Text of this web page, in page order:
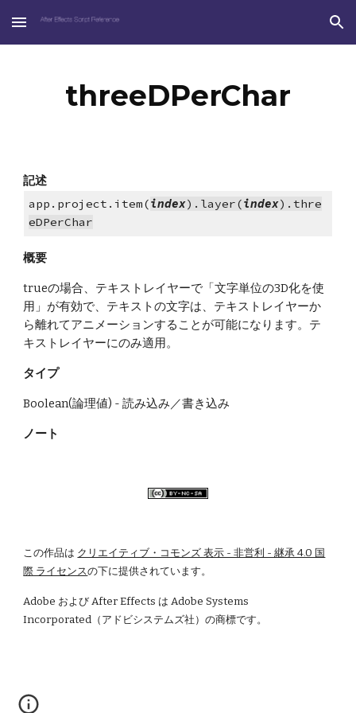
Skip to main content Skip to navigation
threeDPerChar
記述
app.project.item(index).layer(index).thre
eDPerChar
概要
trueの場合、テキストレイヤーで「文字単位の3D化を使
用」が有効で、テキストの文字は、テキストレイヤーか
ら離れてアニメーションすることが可能になります。テ
キストレイヤーにのみ適用。
タイプ
Boolean(論理値) - 読み込み／書き込み
ノート
この作品は クリエイティブ・コモンズ 表示 - 非営利 - 継承 4.0 国
際 ライセンスの下に提供されています。
Adobe および After Effects は Adobe Systems
Incorporated（アドビシステムズ社）の商標です。